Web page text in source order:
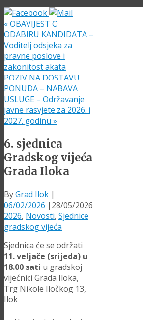
«OBAVIJEST O
ODABIRU KANDIDATA –
Voditelj odsjeka za
pravne poslove i
zakonitost akata
POZIV NA DOSTAVU
PONUDA – NABAVA
USLUGE – Održavanje
javne rasvjete za 2026. i
2027. godinu »
6. sjednica
Gradskog vijeća
Grada Iloka
ByGrad Ilok |
06/02/2026 | 28/05/2026
2026, Novosti, Sjednice
gradskog vijeća
Sjednica će se održati
11. veljače (srijeda) u
18.00 sati u gradskoj
vijećnici Grada Iloka,
Trg Nikole Iločkog 13,
Ilok